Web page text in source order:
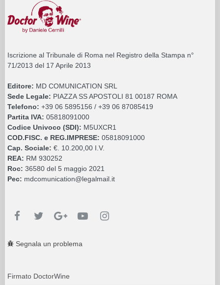
Iscrizione al Tribunale di Roma nel Registro della Stampa n°
71/2013 del 17 Aprile 2013
Editore: MD COMUNICATION SRL
Sede Legale: PIAZZA SS APOSTOLI 81 00187 ROMA
Telefono: +39 06 5895156 / +39 06 87085419
Partita IVA: 05818091000
Codice Univoco (SDI): M5UXCR1
COD.FISC. e REG.IMPRESE: 05818091000
Cap. Sociale: €. 10.200,00 I.V.
REA: RM 930252
Roc: 36580 del 5 maggio 2021
Pec: mdcomunication@legalmail.it
Segnala un problema
Firmato DoctorWine